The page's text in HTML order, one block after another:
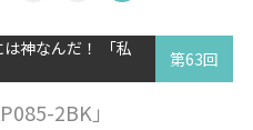
神なんだ！ 「私
第63回
2BK」